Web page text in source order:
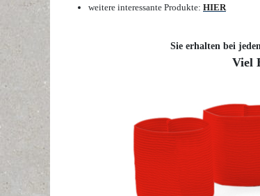
weitere interessante Produkte: HIER
Sie erhalten bei
Viel